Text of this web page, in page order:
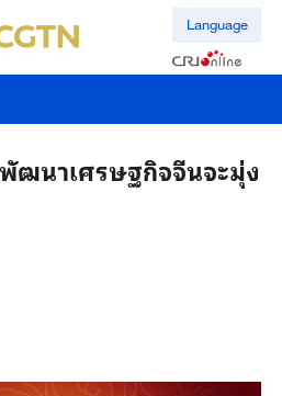
Language
ฒนาเศรษฐกิจจีนจะมุ่ง